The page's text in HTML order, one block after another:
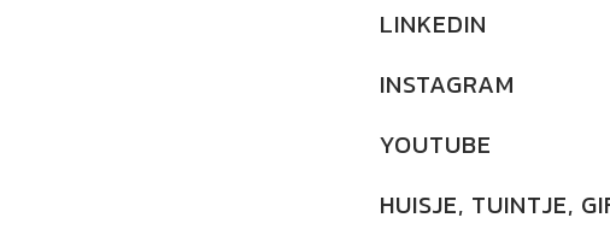
LINKEDIN
INSTAGRAM
YOUTUBE
HUISJE, TUINTJE,